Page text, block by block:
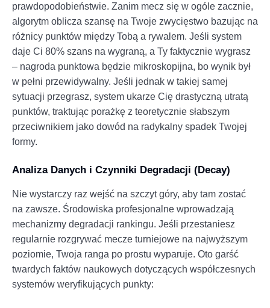
prawdopodobieństwie. Zanim mecz się w ogóle zacznie,
algorytm oblicza szansę na Twoje zwycięstwo bazując na
różnicy punktów między Tobą a rywalem. Jeśli system
daje Ci 80% szans na wygraną, a Ty faktycznie wygrasz
– nagroda punktowa będzie mikroskopijna, bo wynik był
w pełni przewidywalny. Jeśli jednak w takiej samej
sytuacji przegrasz, system ukarze Cię drastyczną utratą
punktów, traktując porażkę z teoretycznie słabszym
przeciwnikiem jako dowód na radykalny spadek Twojej
formy.
Analiza Danych i Czynniki Degradacji (Decay)
Nie wystarczy raz wejść na szczyt góry, aby tam zostać
na zawsze. Środowiska profesjonalne wprowadzają
mechanizmy degradacji rankingu. Jeśli przestaniesz
regularnie rozgrywać mecze turniejowe na najwyższym
poziomie, Twoja ranga po prostu wyparuje. Oto garść
twardych faktów naukowych dotyczących współczesnych
systemów weryfikujących punkty: